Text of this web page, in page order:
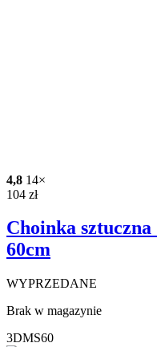
4,8 14×
104 zł
Choinka
60cm
WYPRZEDANE
Brak w magazynie
3DMS60